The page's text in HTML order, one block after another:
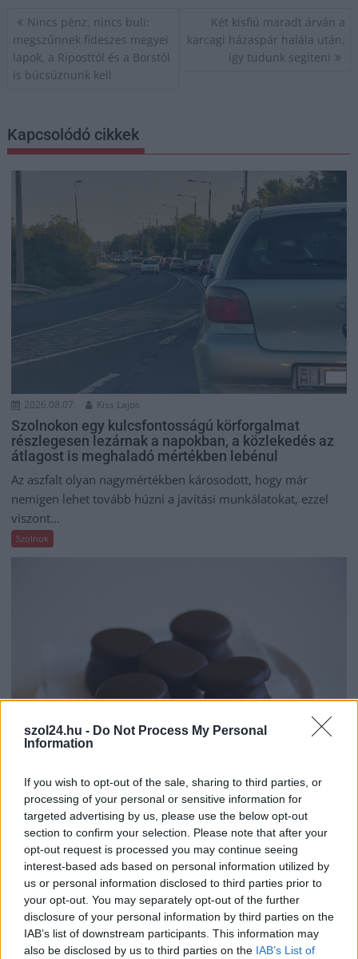
szol24.hu - Do Not Process My Personal
Information
If you wish to opt-out of the sale, sharing to third parties, or
processing of your personal or sensitive information for
targeted advertising by us, please use the below opt-out
section to confirm your selection. Please note that after your
opt-out request is processed you may continue seeing
interest-based ads based on personal information utilized by
us or personal information disclosed to third parties prior to
your opt-out. You may separately opt-out of the further
disclosure of your personal information by third parties on the
IAB’s list of downstream participants. This information may
also be disclosed by us to third parties on the IAB’s List of
Bejegyzés
navigáció
Nincs pénz, nincs buli:
megszűnnek fideszes megyei
lapok, a Riposttól és a Borstól
is búcsúznunk kell
Két kisfiú maradt árván a
karcagi házaspár halála után,
így tudunk segíteni
Kapcsolódó cikkek
2026.08.07. Kiss Lajos
Szolnokon egy kulcsfontosságú körforgalmat
részlegesen lezárnak a napokban, a közlekedés az
átlagost is meghaladó mértékben lebénul
Az aszfalt olyan nagymértékben károsodott, hogy már
nemigen lehet tovább húzni a javítási munkálatokat, ezzel
viszont...
Szolnok
2026.08.07. Farkas András
Ön szerint hogy készül a hamisítatlan szolnoki
habos isler?
Igazi retró klasszikus desszert, amelyet generációk óta
szeretnek, és amelyet sokan ma is próbálnak otthon
újraalkotni....
Szolnok